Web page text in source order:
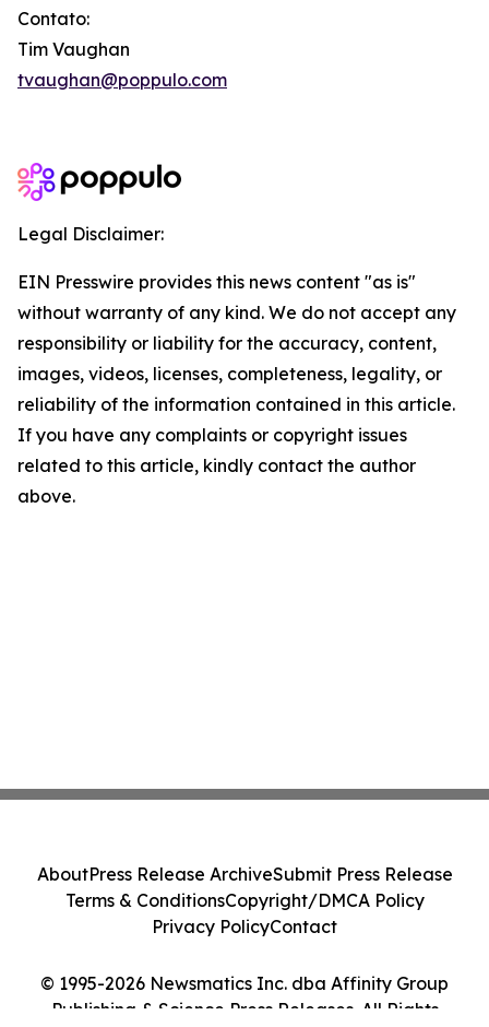
Contato:
Tim Vaughan
tvaughan@poppulo.com
Legal Disclaimer:
EIN Presswire provides this news content "as is"
without warranty of any kind. We do not accept any
responsibility or liability for the accuracy, content,
images, videos, licenses, completeness, legality, or
reliability of the information contained in this article.
If you have any complaints or copyright issues
related to this article, kindly contact the author
above.
© 1995-2026 Newsmatics Inc. dba Affinity Group
Publishing & Science Press Releases. All Rights
AboutPress Release ArchiveSubmit Press Release
Terms & ConditionsCopyright/DMCA Policy
Privacy PolicyContact